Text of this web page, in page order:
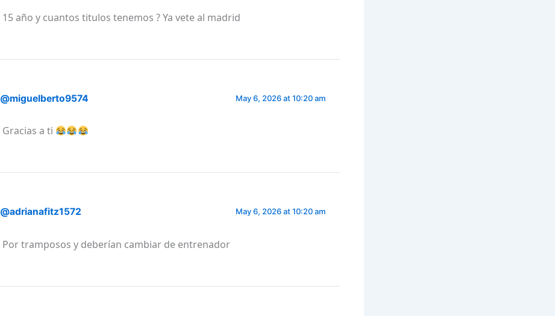
15 año y cuantos titulos tenemos ? Ya vete al madrid
@miguelberto9574 May 6, 2026 at 10:20 am
Gracias a ti
@adrianafitz1572 May 6, 2026 at 10:20 am
Por tramposos y deberían cambiar de entrenador